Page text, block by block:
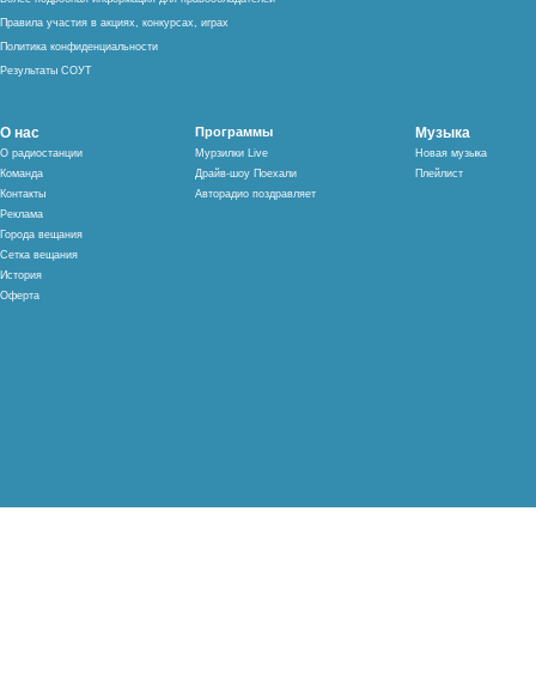
Правила участия в акциях, конкурсах, играх
Политика конфиденциальности
Результаты СОУТ
О нас
О радиостанции
Команда
Контакты
Реклама
Города вещания
Сетка вещания
История
Оферта
Программы
Мурзилки Live
Драйв-шоу Поехали
Авторадио поздравляет
Музыка
Новая музыка
Плейлист